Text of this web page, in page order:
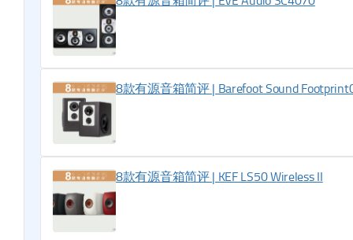
8款有源音箱简评 | Barefoot Sound
8款有源音箱简评 | KEF LS50 Wireless II